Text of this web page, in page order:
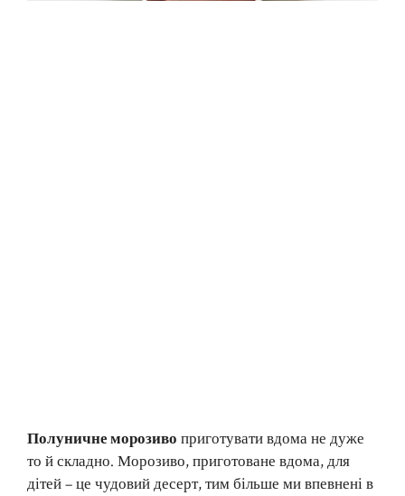
Полуничне морозиво приготувати вдома не дуже
то й складно. Морозиво, приготоване вдома, для
дітей – це чудовий десерт, тим більше ми впевнені в